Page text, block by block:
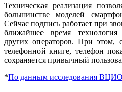
Техническая реализация
большинстве моделей
Сейчас подпись работает при
ближайшее время
других операторов. При этом,
телефонной книге, телефон
сохраняется привычный
*По данным исследования